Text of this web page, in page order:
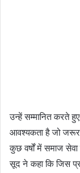
उन्हें सम्मानित करते
आवश्यकता है जो
कुछ वर्षों में समाज
सूद ने कहा कि जिस